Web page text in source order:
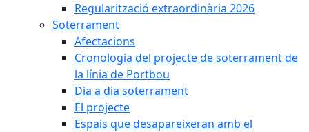
Regularització extraordinària 2026
Soterrament
Afectacions
Cronologia del projecte de soterrament de
la línia de Portbou
Dia a dia soterrament
El projecte
Espais que desapareixeran amb el